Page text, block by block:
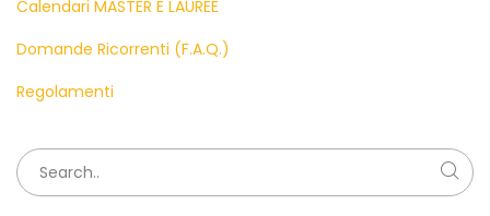
Calendari MASTER E LAUREE
Domande Ricorrenti (F.A.Q.)
Regolamenti